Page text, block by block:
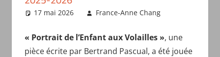
17 mai 2026
France-Anne Chang
des
troupes
« Portrait de l’Enfant aux Volailles », une
pièce écrite par Bertrand Pascual, a été jouée